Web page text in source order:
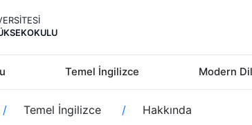
Temel İngilizce Modern
Temel İngilizce Hakkında